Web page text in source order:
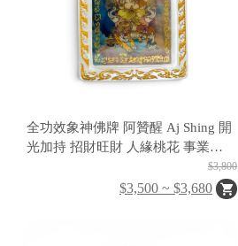
全功效象神佛牌 阿贊醒 Aj Shing 開
光加持 招財旺財 人緣桃花 事業成
功 貴人運 守護平安 財富提升 全方
位運勢 泰國佛牌
$3,800
$3,500 ~ $3,680